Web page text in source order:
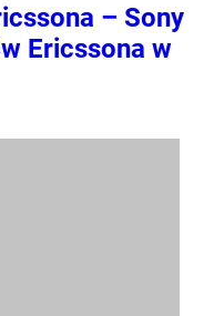
– Sony
Ericssona w